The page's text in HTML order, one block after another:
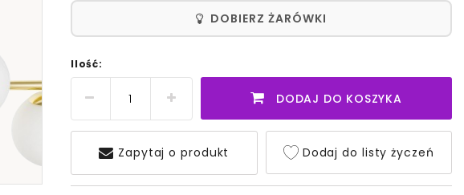
DOBIERZ ŻARÓWKI
Ilość:
DODAJ DO KOSZYKA
Zapytaj o produkt Dodaj do listy życzeń